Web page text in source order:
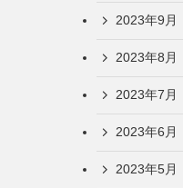
2023年9月
2023年8月
2023年7月
2023年6月
2023年5月